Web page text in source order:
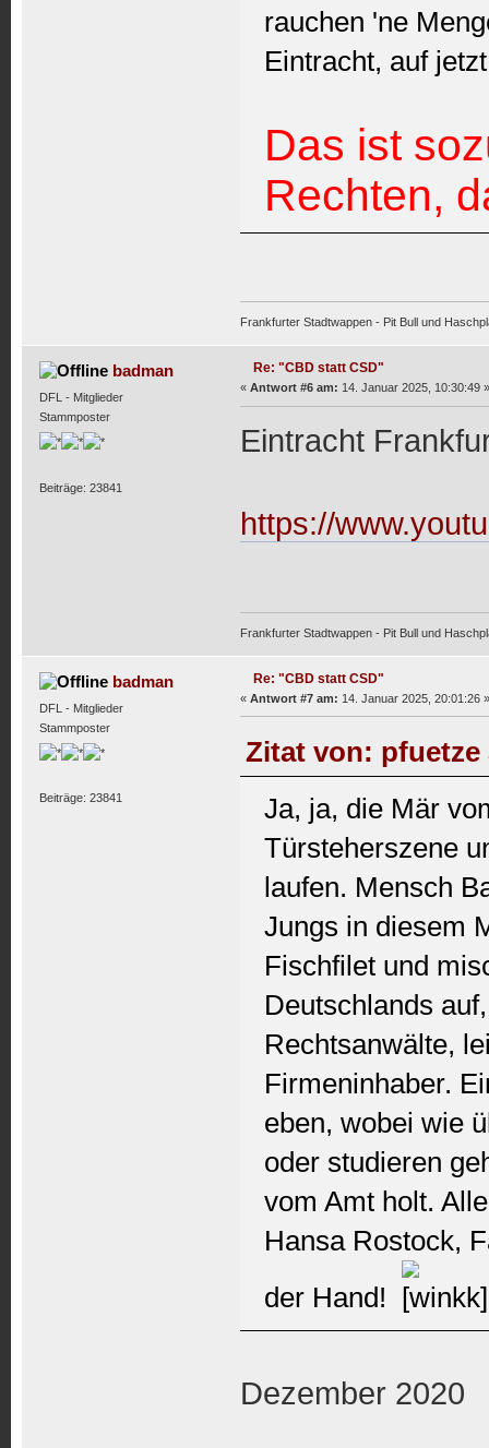
rauchen 'ne
Eintracht, auf
Das ist
Rechten,
Frankfurter Stadtwappen - Pit Bull und
badman
DFL - Mitglieder
Stammposter
Beiträge: 23841
Re: "CBD statt CSD"
« Antwort #6 am: 14. Januar 2025, 10:30:49 »
Eintracht
https://
Frankfurter Stadtwappen - Pit Bull und
badman
DFL - Mitglieder
Stammposter
Beiträge: 23841
Re: "CBD statt CSD"
« Antwort #7 am: 14. Januar 2025, 20:01:26 »
Zitat von: pfuetze
Ja, ja, die Mär
Türsteherszene
laufen. Mensch
Jungs in diesem
Fischfilet und
Deutschlands
Rechtsanwälte,
Firmeninhaber.
eben, wobei wie
oder studieren
vom Amt holt.
Hansa Rostock,
der Hand!
Dezember 2020